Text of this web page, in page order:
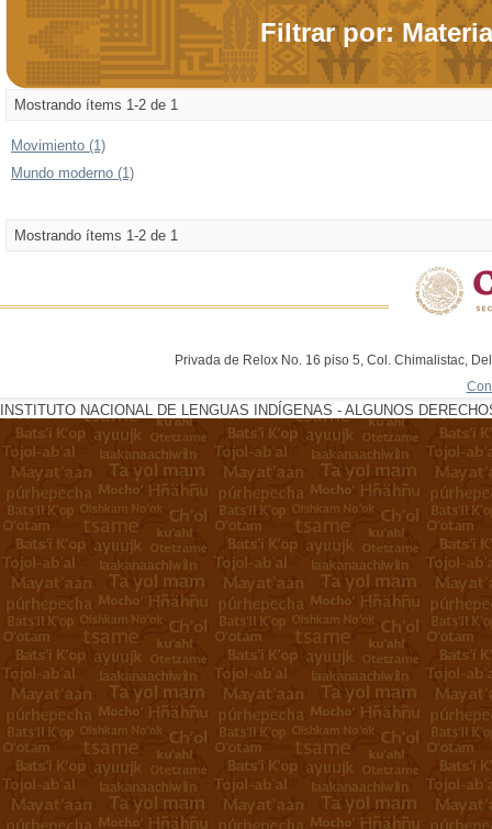
Filtrar por: Materia
Mostrando ítems 1-2 de 1
Movimiento (1)
Mundo moderno (1)
Mostrando ítems 1-2 de 1
Privada de Relox No. 16 piso 5, Col. Chimalistac,
INSTITUTO NACIONAL DE LENGUAS INDÍGENAS - ALGUNOS